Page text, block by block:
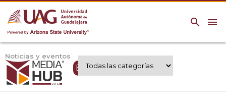
menu
search
Noticias y eventos
Expertos UAG